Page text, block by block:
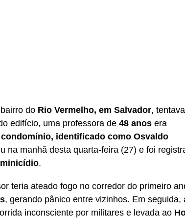
do Rio Vermelho, em Salvador,
edifício, uma professora de 48 anos era
identificado como Osvaldo
na manhã desta quarta-feira (27) e foi
.
teria ateado fogo no corredor do primeiro
, gerando pânico entre vizinhos. Em seguida,
inconsciente por militares e levada ao